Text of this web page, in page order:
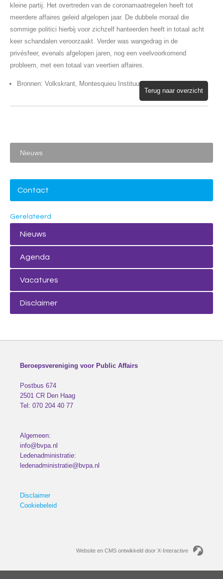
kleine partij. Het overtreden van de coronamaatregelen heeft tot
meerdere affaires geleid afgelopen jaar. De dubbele moraal die
sommige politici hierbij voor zichzelf hanteerden heeft in totaal acht
keer schandalen veroorzaakt. Verder was wangedrag in de
privésfeer, evenals afgelopen jaren, nog een veelvoorkomend
probleem, met een totaal van veertien affaires.
Bronnen: Volkskrant, Montesquieu Instituut
Terug naar overzicht
Nieuws
Contact
Gerelateerd
Nieuws
Agenda
Vacatures
Disclaimer
Beroepsvereniging voor Public Affairs
Postbus 674
2501 CR Den Haag
Tel: 070 204 40 77
Algemeen:
info@bvpa.nl
Ledenadministratie:
ledenadministratie@bvpa.nl
Disclaimer
Cookiebeleid
Website en CMS ontwikkeld door X-Interactive